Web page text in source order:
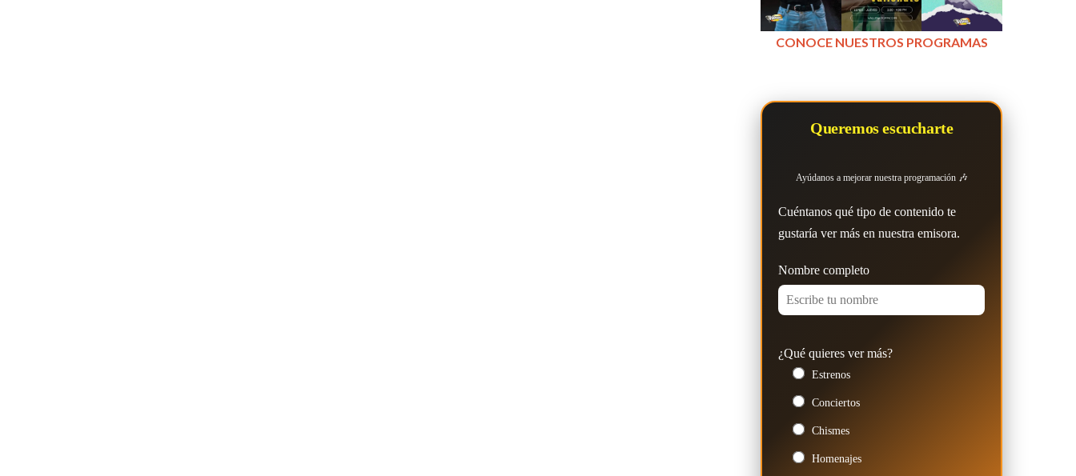
CONOCE NUESTROS PROGRAMAS
Queremos escucharte
Ayúdanos a mejorar nuestra programación 🎶
Cuéntanos qué tipo de contenido te
gustaría ver más en nuestra emisora.
Nombre completo
¿Qué quieres ver más?
Estrenos
Conciertos
Chismes
Homenajes